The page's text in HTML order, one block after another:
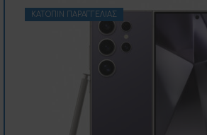
ΚΑΤΌΠΙΝ ΠΑΡΑΓΓΕΛΊΑΣ